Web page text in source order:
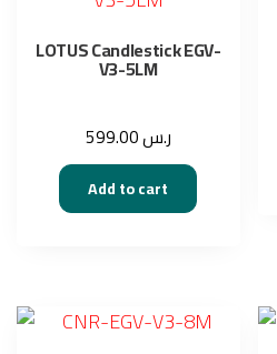
LOTUS Candlestick EGV-
V3-5LM
ر.س
Add to cart